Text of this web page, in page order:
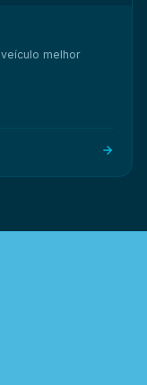
melhor